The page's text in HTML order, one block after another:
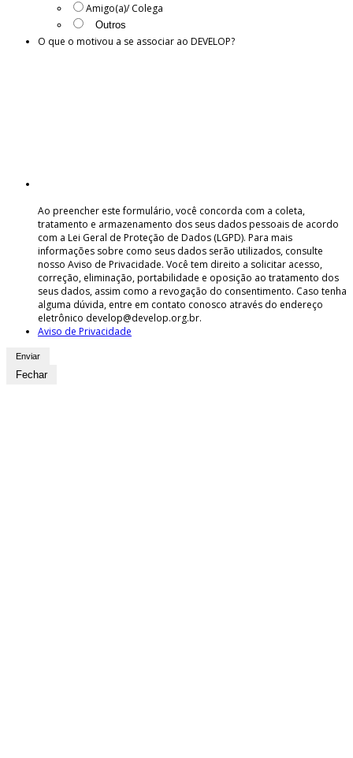
Amigo(a)/ Colega
O que o motivou a se associar ao DEVELOP?
Ao preencher este formulário, você concorda com a coleta,
tratamento e armazenamento dos seus dados pessoais de acordo
com a Lei Geral de Proteção de Dados (LGPD). Para mais
informações sobre como seus dados serão utilizados, consulte
nosso Aviso de Privacidade. Você tem direito a solicitar acesso,
correção, eliminação, portabilidade e oposição ao tratamento dos
seus dados, assim como a revogação do consentimento. Caso tenha
alguma dúvida, entre em contato conosco através do endereço
eletrônico develop@develop.org.br.
Aviso de Privacidade
Fechar